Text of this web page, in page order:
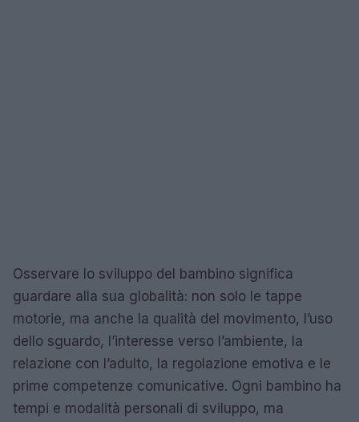
Osservare lo sviluppo del bambino significa
guardare alla sua globalità: non solo le tappe
motorie, ma anche la qualità del movimento, l’uso
dello sguardo, l’interesse verso l’ambiente, la
relazione con l’adulto, la regolazione emotiva e le
prime competenze comunicative. Ogni bambino ha
tempi e modalità personali di sviluppo, ma